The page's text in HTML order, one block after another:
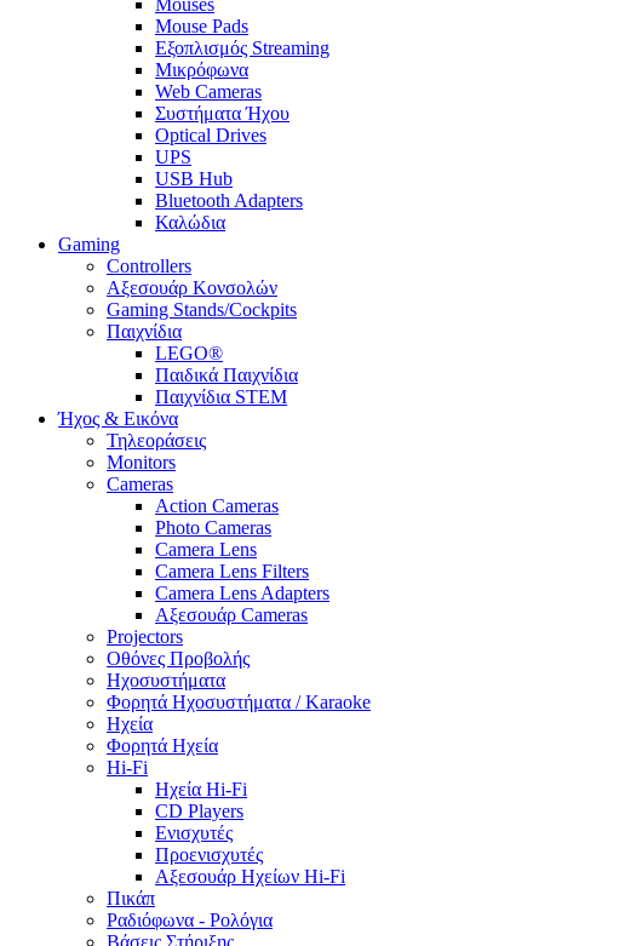
Mouses
Mouse Pads
Εξοπλισμός Streaming
Μικρόφωνα
Web Cameras
Συστήματα Ήχου
Optical Drives
UPS
USB Hub
Bluetooth Adapters
Καλώδια
Gaming
Controllers
Αξεσουάρ Κονσολών
Gaming Stands/Cockpits
Παιχνίδια
LEGO®
Παιδικά Παιχνίδια
Παιχνίδια STEM
Ήχος & Εικόνα
Τηλεοράσεις
Monitors
Cameras
Action Cameras
Photo Cameras
Camera Lens
Camera Lens Filters
Camera Lens Adapters
Αξεσουάρ Cameras
Projectors
Οθόνες Προβολής
Ηχοσυστήματα
Φορητά Ηχοσυστήματα / Karaoke
Ηχεία
Φορητά Ηχεία
Hi-Fi
Ηχεία Hi-Fi
CD Players
Ενισχυτές
Προενισχυτές
Αξεσουάρ Ηχείων Hi-Fi
Πικάπ
Ραδιόφωνα - Ρολόγια
Βάσεις Στήριξης